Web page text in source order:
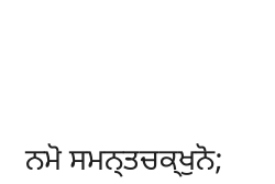
ਨਮੋ ਸਮਨ੍ਤਚਕ੍ਖੁਨੋ;